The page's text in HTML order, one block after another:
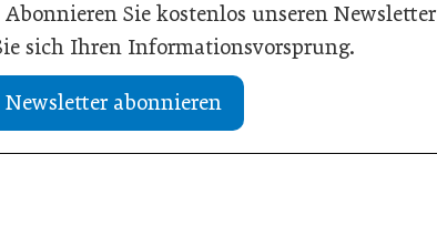
Sie kostenlos unseren Newsletter
sich Ihren Informationsvorsprung.
Newsletter abonnieren
24. April 2025